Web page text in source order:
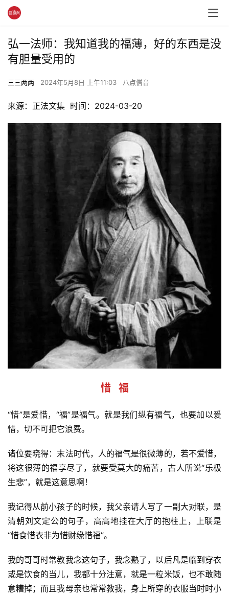
弘一法师：我知道我的福薄，好的东西是没
有胆量受用的
三三两两 2024年5月8日 上午11:03 八点僧音
来源：正法文集  时间：2024-03-20
惜   福
“惜”是爱惜，“福”是福气。就是我们纵有福气，也要加以爰
惜，切不可把它浪费。
诸位要晓得：末法时代，人的福气是很微薄的，若不爱惜，
将这很薄的福享尽了，就要受莫大的痛苦，古人所说“乐极
生悲”，就是这意思啊！
我记得从前小孩子的时候，我父亲请人写了一副大对联，是
清朝刘文定公的句子，高高地挂在大厅的抱柱上，上联是
“惜食惜衣非为惜财缘惜福”。
我的哥哥时常教我念这句子，我念熟了，以后凡是临到穿衣
或是饮食的当儿，我都十分注意，就是一粒米饭，也不敢随
意糟掉；而且我母亲也常常教我，身上所穿的衣服当时时小